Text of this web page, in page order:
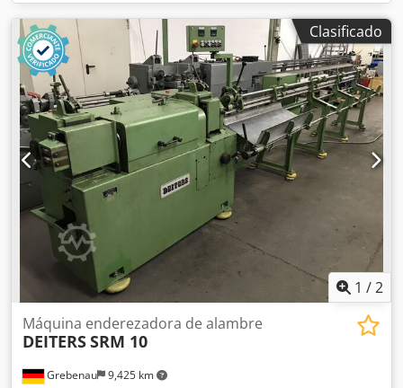
Clasificado
1 /2
Grebenau 9,425 km
Máquina enderezadora de alambre
DEITERSSRM 10